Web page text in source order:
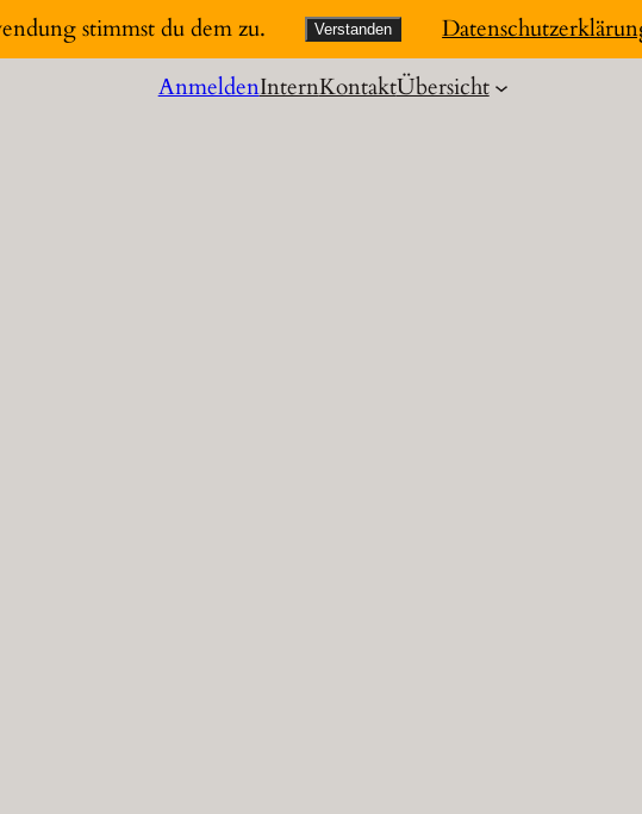
AnmeldenInternKontaktÜbersicht
stimmst du dem zu. Verstanden